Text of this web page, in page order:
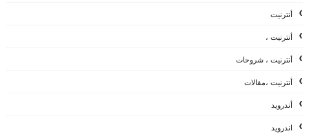
أنترنيت
أنترنيت ،
أنترنيت ، شروحات
أنترنيت ،مقالات
أندرويد
اندرويد